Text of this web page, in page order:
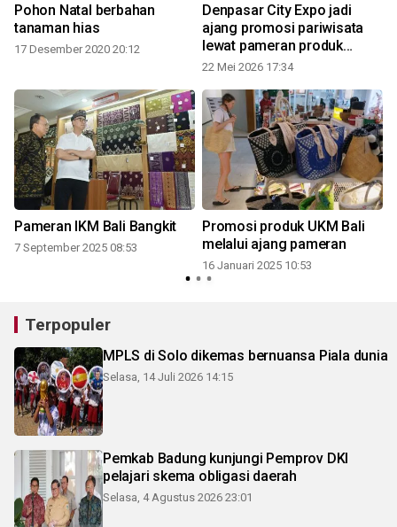
Pohon Natal berbahan
tanaman hias
17 Desember 2020 20:12
Denpasar City Expo jadi
ajang promosi pariwisata
lewat pameran produk
UMKM
22 Mei 2026 17:34
Pameran IKM Bali Bangkit
7 September 2025 08:53
Promosi produk UKM Bali
melalui ajang pameran
16 Januari 2025 10:53
Terpopuler
MPLS di Solo dikemas bernuansa Piala dunia
Selasa, 14 Juli 2026 14:15
Pemkab Badung kunjungi Pemprov DKI
pelajari skema obligasi daerah
Selasa, 4 Agustus 2026 23:01